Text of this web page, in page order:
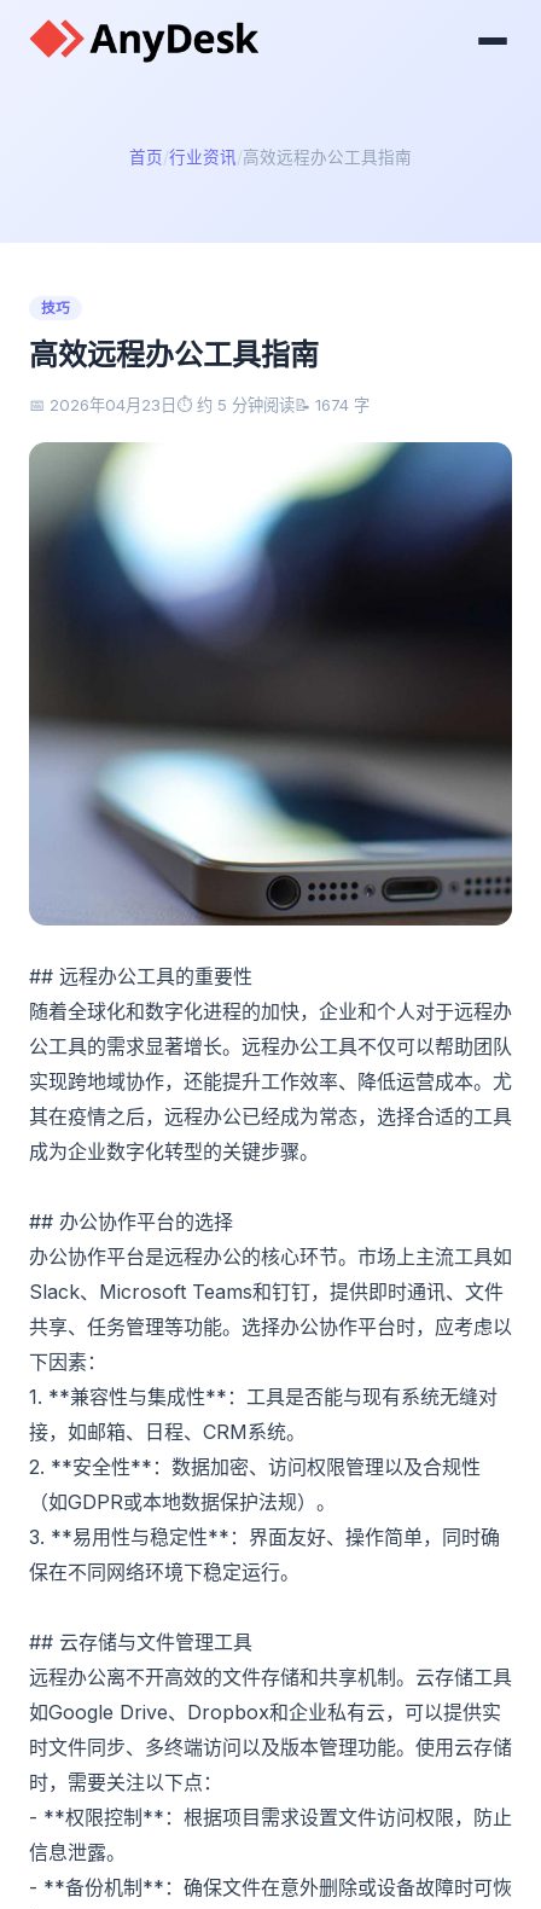
首页 行业资讯 高效远程办公工具指南
技巧
高效远程办公工具指南
📅 2026年04月23日 ⏱️ 约 5 分钟阅读📝 1674 字
## 远程办公工具的重要性
随着全球化和数字化进程的加快，企业和个人对于远程办
公工具的需求显著增长。远程办公工具不仅可以帮助团队
实现跨地域协作，还能提升工作效率、降低运营成本。尤
其在疫情之后，远程办公已经成为常态，选择合适的工具
成为企业数字化转型的关键步骤。
## 办公协作平台的选择
办公协作平台是远程办公的核心环节。市场上主流工具如
Slack、Microsoft Teams和钉钉，提供即时通讯、文件
共享、任务管理等功能。选择办公协作平台时，应考虑以
下因素：
1. **兼容性与集成性**：工具是否能与现有系统无缝对
接，如邮箱、日程、CRM系统。
2. **安全性**：数据加密、访问权限管理以及合规性
（如GDPR或本地数据保护法规）。
3. **易用性与稳定性**：界面友好、操作简单，同时确
保在不同网络环境下稳定运行。
## 云存储与文件管理工具
远程办公离不开高效的文件存储和共享机制。云存储工具
如Google Drive、Dropbox和企业私有云，可以提供实
时文件同步、多终端访问以及版本管理功能。使用云存储
时，需要关注以下点：
- **权限控制**：根据项目需求设置文件访问权限，防止
信息泄露。
- **备份机制**：确保文件在意外删除或设备故障时可恢